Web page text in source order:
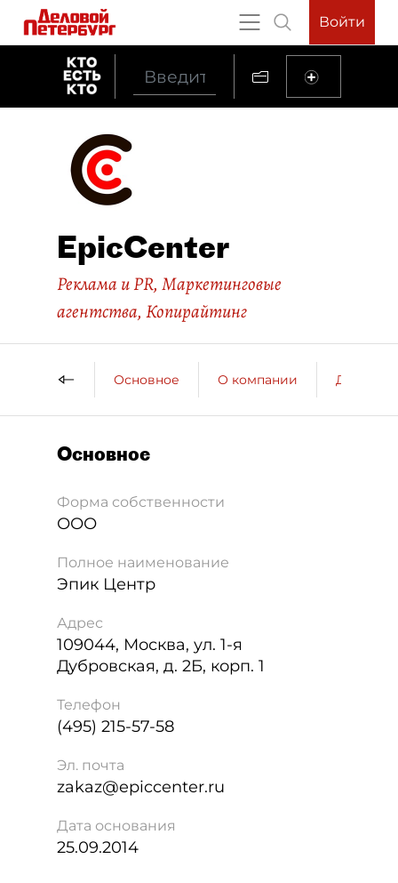
Войти
EpicCenter
Реклама и PR, Маркетинговые
агентства, Копирайтинг
Основное О компании ДП о
Основное
Форма собственности
ООО
Полное наименование
Эпик Центр
Адрес
109044, Москва, ул. 1-я
Дубровская, д. 2Б, корп. 1
Телефон
(495) 215-57-58
Эл. почта
zakaz@epiccenter.ru
Дата основания
25.09.2014